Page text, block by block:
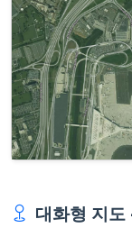
대화형 지